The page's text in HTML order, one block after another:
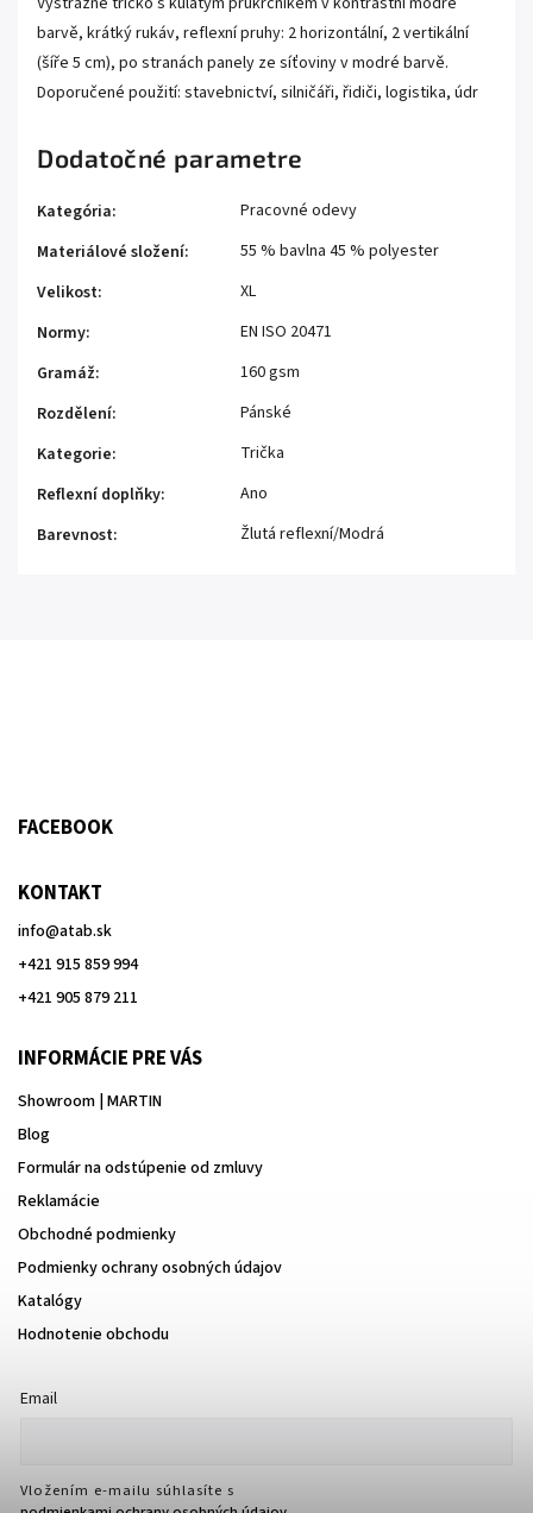
barvě, krátký rukáv, reflexní pruhy: 2 horizontální, 2 vertikální
(šíře 5 cm), po stranách panely ze síťoviny v modré barvě.
Doporučené použití: stavebnictví, silničáři, řidiči, logistika, údr
Dodatočné parametre
Kategória:
Pracovné odevy
Materiálové složení:
55 % bavlna 45 % polyester
Velikost:
XL
Normy:
EN ISO 20471
Gramáž:
160 gsm
Rozdělení:
Pánské
Kategorie:
Trička
Reflexní doplňky:
Ano
Barevnost: Žlutá reflexní/Modrá
FACEBOOK
KONTAKT
info@atab.sk
+421 915 859 994
+421 905 879 211
INFORMÁCIE PRE VÁS
Showroom | MARTIN
Blog
Formulár na odstúpenie od zmluvy
Reklamácie
Obchodné podmienky
Podmienky ochrany osobných údajov
Katalógy
Hodnotenie obchodu
Email
Vložením e-mailu súhlasíte s